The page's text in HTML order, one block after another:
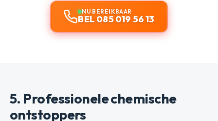
NU BEREIKBAAR
BEL 085 019 56 13
5. Professionele chemische
ontstoppers